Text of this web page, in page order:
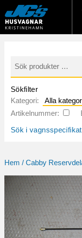
efter:
Sökfilter
Kategori:
Artikelnummer:
Sök i
Hem / Cabby